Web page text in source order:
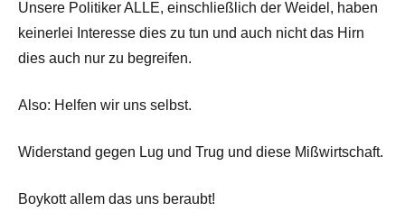
Unsere Politiker ALLE, einschließlich der Weidel, haben
keinerlei Interesse dies zu tun und auch nicht das Hirn
dies auch nur zu begreifen.
Also: Helfen wir uns selbst.
Widerstand gegen Lug und Trug und diese Mißwirtschaft.
Boykott allem das uns beraubt!